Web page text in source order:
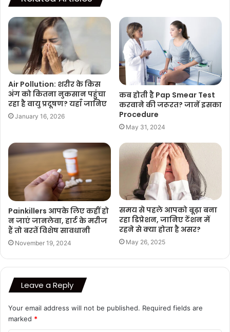
Air Pollution: शरीर के किस
अंग को कितना नुकसान पहुंचा
रहा है वायु प्रदूषण? यहाँ जानिए
January 16, 2026
कब होती है Pap Smear Test
करवाने की जरूरत? जानें इसका
Procedure
May 31, 2024
Painkillers आपके लिए कहीं हो
न जाएं जानलेवा, हार्ट के मरीज
हैं तो बरतें विशेष सावधानी
November 19, 2024
समय से पहले आपको बूढ़ा बना
रहा डिप्रेशन, जानिए टेंशन में
रहने से क्या होता है असर?
May 26, 2025
Leave a Reply
Your email address will not be published. Required fields are
marked *